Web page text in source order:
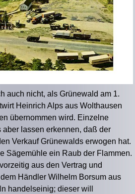
auch nicht, als Grünewald am 1.
Heinrich Alps aus Wolthausen
übernommen wird. Einzelne
aber lassen erkennen, daß der
Verkauf Grünewalds erwogen hat.
Sägemühle ein Raub der Flammen.
aus den Vertrag und
Händler Wilhelm Borsum aus
handelseinig; dieser will